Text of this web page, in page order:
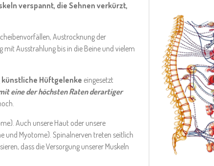
verspannt, die Sehnen verkürzt,
Austrocknung der
Ausstrahlung bis in die Beine und vielem
künstliche Hüftgelenke eingesetzt
eine der höchsten Raten derartiger
Auch unsere Haut oder unsere
und Myotome). Spinalnerven treten seitlich
dass die Versorgung unserer Muskeln